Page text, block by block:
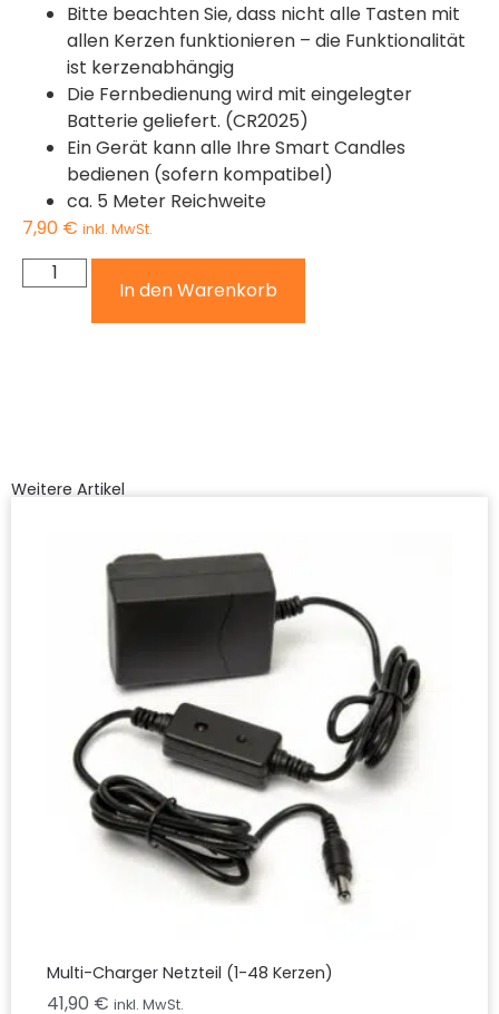
Bitte beachten Sie, dass nicht alle Tasten mit
allen Kerzen funktionieren – die Funktionalität
ist kerzenabhängig
Die Fernbedienung wird mit eingelegter
Batterie geliefert. (CR2025)
Ein Gerät kann alle Ihre Smart Candles
bedienen (sofern kompatibel)
ca. 5 Meter Reichweite
7,90 € inkl. MwSt.
In den Warenkorb
Weitere Artikel
Multi-Charger Netzteil (1-48 Kerzen)
41,90 € inkl. MwSt.